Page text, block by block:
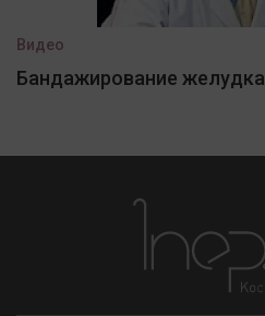
Видео
Бандажирование желудка